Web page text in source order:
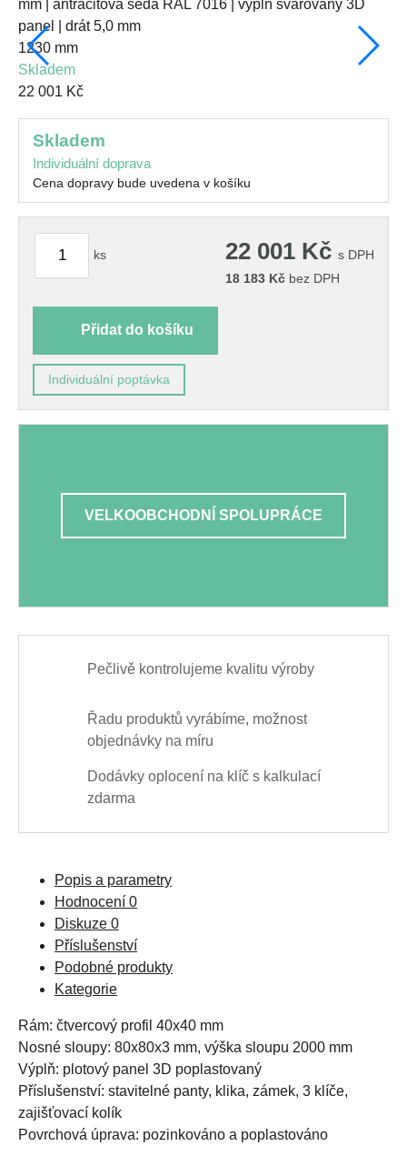
1230 mm
skladem
22 001 Kč
skladem
Individuální doprava
Cena dopravy bude uvedena v košíku
ks 22 001 Kč s DPH
18 183 Kč bez DPH
Přidat do košíku
Individuální poptávka
VELKOOBCHODNÍ SPOLUPRÁCE
Pečlivě kontrolujeme kvalitu výroby
Řadu produktů vyrábíme, možnost
objednávky na míru
Dodávky oplocení na klíč s kalkulací
zdarma
Popis a parametry
Hodnocení 0
Diskuze 0
Příslušenství
Podobné produkty
Kategorie
Rám: čtvercový profil 40x40 mm
Nosné sloupy: 80x80x3 mm, výška sloupu 2000 mm
Výplň: plotový panel 3D poplastovaný
Příslušenství: stavitelné panty, klika, zámek, 3 klíče,
zajišťovací kolík
Povrchová úprava: pozinkováno a poplastováno